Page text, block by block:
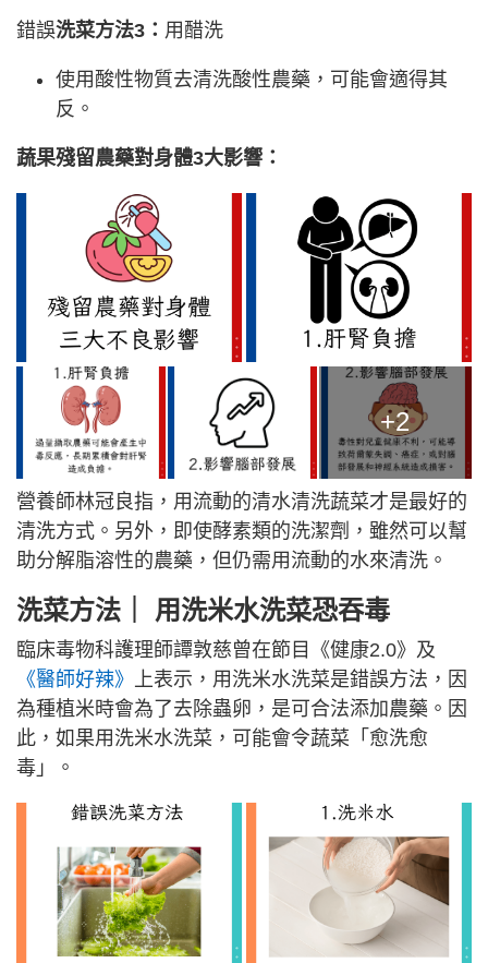
錯誤洗菜方法3： 用醋洗
使用酸性物質去清洗酸性農藥，可能會適得其
反。
蔬果殘留農藥對身體3大影響：
+2
營養師林冠良指，用流動的清水清洗蔬菜才是最好的
清洗方式。另外，即使酵素類的洗潔劑，雖然可以幫
助分解脂溶性的農藥，但仍需用流動的水來清洗。
洗菜方法｜ 用洗米水洗菜恐吞毒
臨床毒物科護理師譚敦慈曾在節目《健康2.0》及
《醫師好辣》
上表示，用洗米水洗菜是錯誤方法，因
為種植米時會為了去除蟲卵，是可合法添加農藥。因
此，如果用洗米水洗菜，可能會令蔬菜「愈洗愈
毒」。